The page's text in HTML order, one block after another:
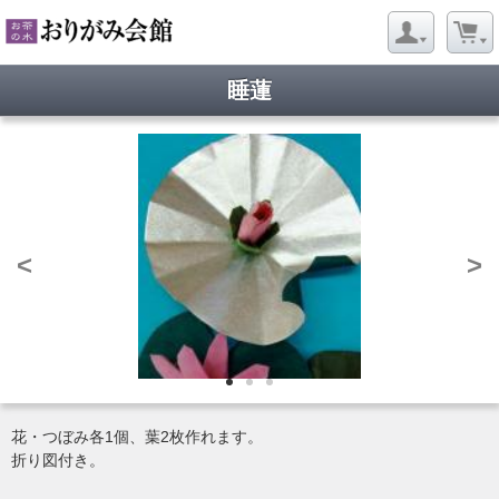
睡蓮
< >
花・つぼみ各1個、葉2枚作れます。
折り図付き。